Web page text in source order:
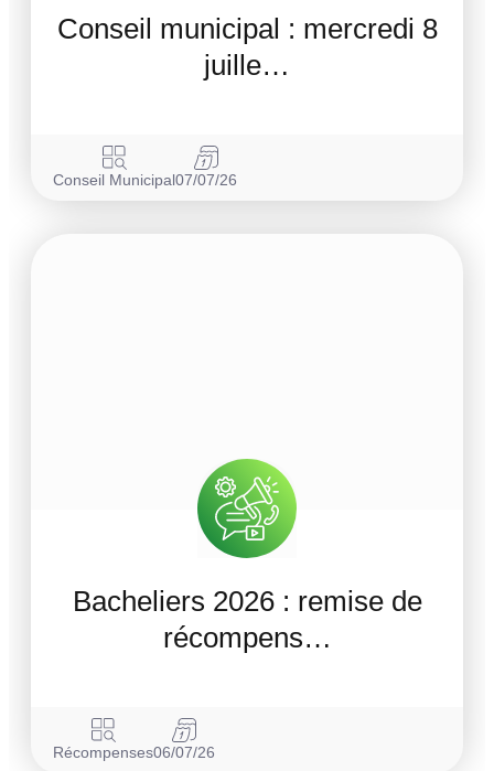
Conseil municipal : mercredi 8
juille…
Conseil Municipal07/07/26
Bacheliers 2026 : remise de
récompens…
Récompenses06/07/26